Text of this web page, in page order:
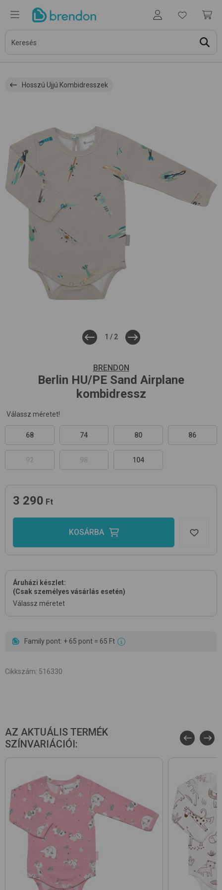
Hosszú Ujjú Kombidresszek
1 / 2
BRENDON
Berlin HU/PE Sand Airplane
kombidressz
Válassz méretet!
68 74 80 86
92 98 104
3 290 Ft
KOSÁRBA
Áruházi készlet:
(Csak személyes vásárlás esetén)
Válassz méretet
Family pont: + 65 pont = 65 Ft
Cikkszám: 516330
AZ AKTUÁLIS TERMÉK
SZÍNVARIÁCIÓI: